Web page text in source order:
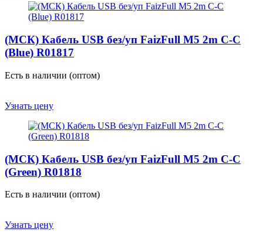
(МСК) Кабель USB без/уп FaizFull M5 2m C-C
(Blue) R01817
Есть в наличии (оптом)
Узнать цену
(МСК) Кабель USB без/уп FaizFull M5 2m C-C
(Green) R01818
Есть в наличии (оптом)
Узнать цену